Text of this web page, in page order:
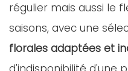
régulier mais aussi le
saisons, avec une
florales adaptées et